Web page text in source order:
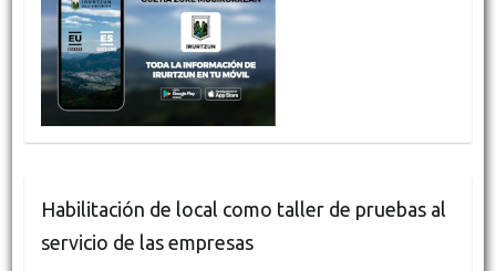
Habilitación de local como taller de pruebas al
servicio de las empresas